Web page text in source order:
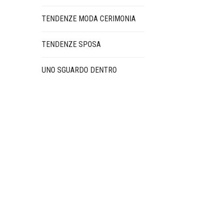
TENDENZE MODA CERIMONIA
TENDENZE SPOSA
UNO SGUARDO DENTRO